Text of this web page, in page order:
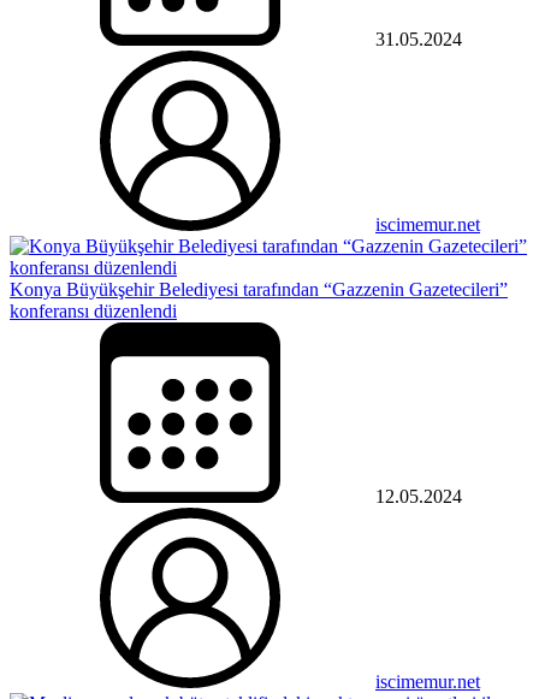
31.05.2024
iscimemur.net
Konya Büyükşehir Belediyesi tarafından “Gazzenin Gazetecileri”
konferansı düzenlendi
12.05.2024
iscimemur.net